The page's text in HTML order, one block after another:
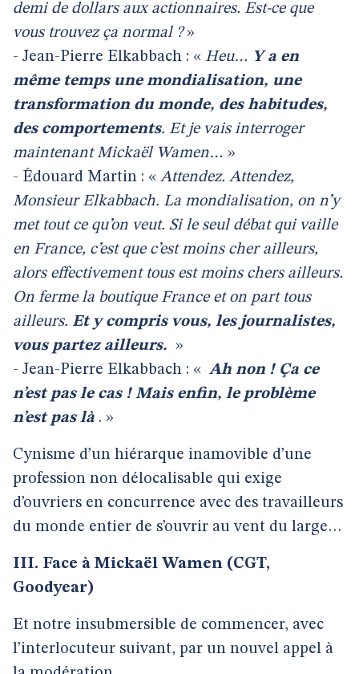
demi de dollars aux actionnaires. Est-ce que
vous trouvez ça normal ?»
- Jean-Pierre Elkabbach : « Heu… Y a en
même temps une mondialisation, une
transformation du monde, des habitudes,
des comportements. Et je vais interroger
maintenant Mickaël Wamen… »
- Édouard Martin : « Attendez. Attendez,
Monsieur Elkabbach. La mondialisation, on n’y
met tout ce qu’on veut. Si le seul débat qui vaille
en France, c’est que c’est moins cher ailleurs,
alors effectivement tous est moins chers ailleurs.
On ferme la boutique France et on part tous
ailleurs. Et y compris vous, les journalistes,
vous partez ailleurs. »
- Jean-Pierre Elkabbach : « Ah non ! Ça ce
n’est pas le cas ! Mais enfin, le problème
n’est pas là . »
Cynisme d’un hiérarque inamovible d’une
profession non délocalisable qui exige
d’ouvriers en concurrence avec des travailleurs
du monde entier de s’ouvrir au vent du large…
III. Face à Mickaël Wamen (CGT,
Goodyear)
Et notre insubmersible de commencer, avec
l’interlocuteur suivant, par un nouvel appel à